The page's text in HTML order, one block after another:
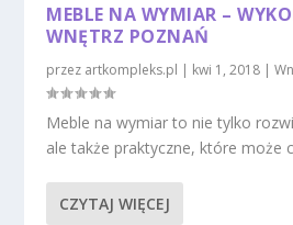
MEBLE NA WYMIAR –
WNĘTRZ POZNAŃ
przez artkompleks.pl | kwi 1, 2018 |
Meble na wymiar to nie tylko
ale także praktyczne, które może
CZYTAJ WIĘCEJ